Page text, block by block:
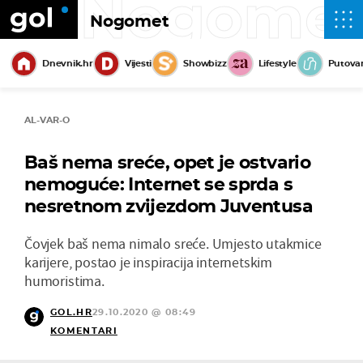
Nogomet
Dnevnik.hr Vijesti Showbizz Lifestyle
AL-VAR-O
Baš nema sreće, opet je ostvario
nemoguće: Internet se sprda s
nesretnom zvijezdom Juventusa
Čovjek baš nema nimalo sreće. Umjesto utakmice
karijere, postao je inspiracija internetskim
humoristima.
GOL.HR29.10.2020 @ 08:49
KOMENTARI